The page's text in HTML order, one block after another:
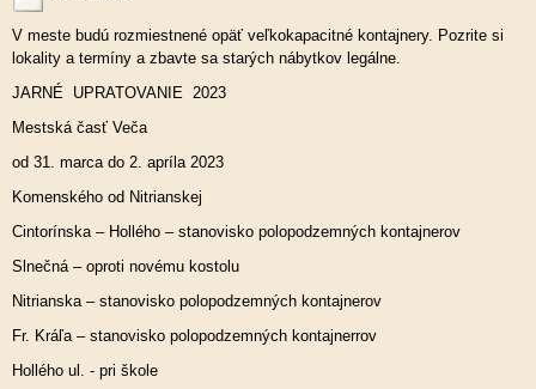
V meste budú rozmiestnené opäť veľkokapacitné kontajnery. Pozrite si
lokality a termíny a zbavte sa starých nábytkov legálne.
JARNÉ UPRATOVANIE 2023
Mestská časť Veča
od 31. marca do 2. apríla 2023
Komenského od Nitrianskej
Cintorínska – Hollého – stanovisko polopodzemných kontajnerov
Slnečná – oproti novému kostolu
Nitrianska – stanovisko polopodzemných kontajnerov
Fr. Kráľa – stanovisko polopodzemných kontajnerrov
Hollého ul. - pri škole